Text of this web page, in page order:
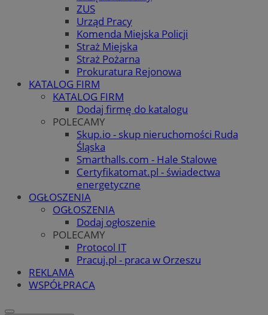
ZUS
Urząd Pracy
Komenda Miejska Policji
Straż Miejska
Straż Pożarna
Prokuratura Rejonowa
KATALOG FIRM
KATALOG FIRM
Dodaj firmę do katalogu
POLECAMY
Skup.io - skup nieruchomości Ruda
Śląska
Smarthalls.com - Hale Stalowe
Certyfikatomat.pl - świadectwa
energetyczne
OGŁOSZENIA
OGŁOSZENIA
Dodaj ogłoszenie
POLECAMY
Protocol IT
Pracuj.pl - praca w Orzeszu
REKLAMA
WSPÓŁPRACA